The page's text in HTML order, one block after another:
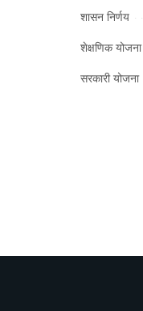
शासन निर्णय
शेक्षणिक योजना
सरकारी योजना